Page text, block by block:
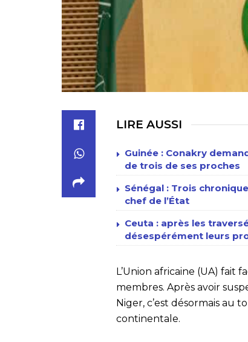
LIRE AUSSI
Guinée : Conakry
de trois de ses proches
Sénégal : Trois
chef de l’État
Ceuta : après les
désespérément leurs
L’Union africaine (UA) fait
membres. Après avoir
Niger, c’est désormais au
continentale.